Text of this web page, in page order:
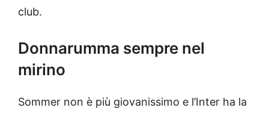
club.
Donnarumma sempre nel
mirino
Sommer non è più giovanissimo e l’Inter ha la